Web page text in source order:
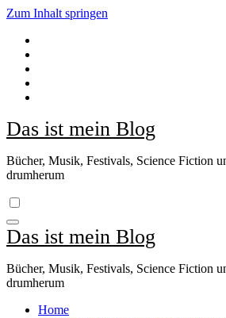
Zum Inhalt springen
Das ist mein Blog
Bücher, Musik, Festivals, Science Fiction
drumherum
Das ist mein Blog
Bücher, Musik, Festivals, Science Fiction
drumherum
Home